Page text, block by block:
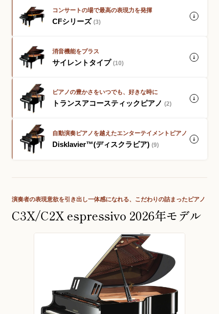
三木楽器 開成館
サイトマップ 個人情報の取り扱い 特定商品取引法表記
コンサートの場で最高の表現力を発揮
CFシリーズ(3)
消音機能をプラス
サイレントタイプ(10)
ピアノの豊かさをいつでも、好きな時に
トランスアコースティックピアノ(2)
自動演奏ピアノを越えたエンターテイメントピアノ
Disklavier™(ディスクラビア)(9)
演奏者の表現意欲を引き出し一体感になれる、こだわりの詰まったピアノ
C3X/C2X espressivo 2026年モデル